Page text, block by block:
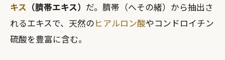
キス （臍帯エキス） だ。臍帯（へその緒）から抽出さ
れるエキスで、天然のヒアルロン酸やコンドロイチン
硫酸を豊富に含む。